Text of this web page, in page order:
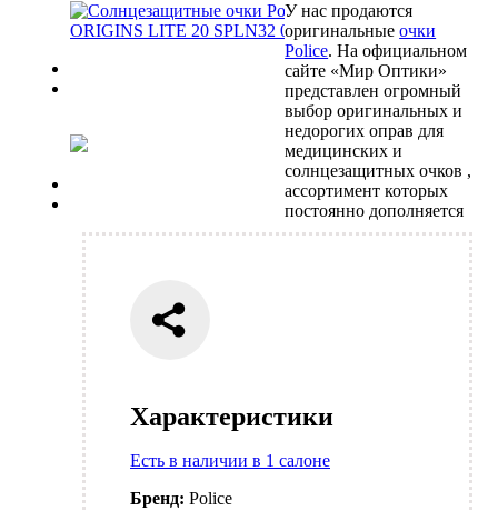
Характеристики
Есть в наличии в 1 салоне
Бренд: Police
У нас продаются
оригинальныеочки
Police. На официальном
сайте «Мир Оптики»
представлен огромный
выбор оригинальных и
недорогих оправ для
медицинских и
солнцезащитных очков ,
ассортимент которых
постоянно дополняется